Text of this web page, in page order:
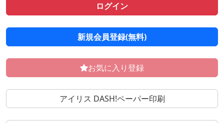
ログイン
新規会員登録(無料)
お気に入り登録
アイリス DASH!ペーパー印刷